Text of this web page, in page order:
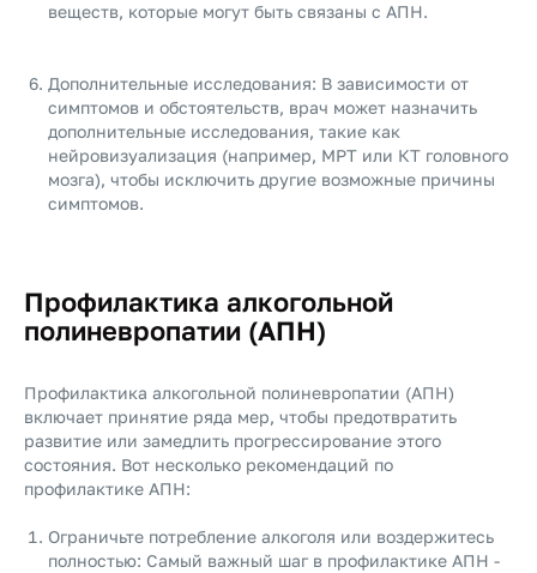
веществ, которые могут быть связаны с АПН.
Дополнительные исследования: В зависимости от
симптомов и обстоятельств, врач может назначить
дополнительные исследования, такие как
нейровизуализация (например, МРТ или КТ головного
мозга), чтобы исключить другие возможные причины
симптомов.
Профилактика алкогольной
полиневропатии (АПН)
Профилактика алкогольной полиневропатии (АПН)
включает принятие ряда мер, чтобы предотвратить
развитие или замедлить прогрессирование этого
состояния. Вот несколько рекомендаций по
профилактике АПН:
Ограничьте потребление алкоголя или воздержитесь
полностью: Самый важный шаг в профилактике АПН -